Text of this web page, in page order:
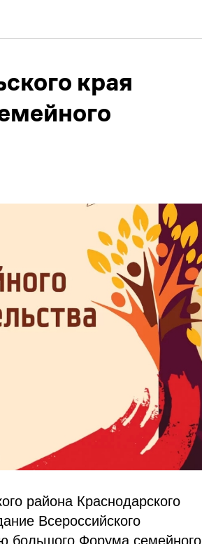
края
района Краснодарского
Всероссийского
большого Форума семейного